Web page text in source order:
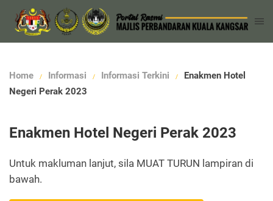
Home Informasi Informasi Terkini
Enakmen Hotel
Negeri Perak 2023
Enakmen Hotel Negeri Perak 2023
Untuk makluman lanjut, sila MUAT TURUN lampiran di
bawah.